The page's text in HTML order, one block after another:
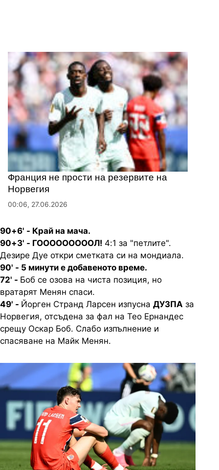
Франция не прости на резервите на
Норвегия
00:06, 27.06.2026
90+6' - Край на мача.
90+3' - ГОООООООООЛ! 4:1 за "петлите".
Дезире Дуе откри сметката си на мондиала.
90' - 5 минути е добавеното време.
72' - Боб се озова на чиста позиция, но
вратарят Менян спаси.
49' - Йорген Странд Ларсен изпусна ДУЗПА за
Норвегия, отсъдена за фал на Тео Ернандес
срещу Оскар Боб. Слабо изпълнение и
спасяване на Майк Менян.